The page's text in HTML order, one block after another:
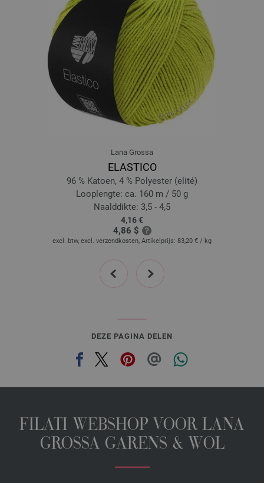
Lana Grossa
ELASTICO
96 % Katoen, 4 % Polyester (elité)
Looplengte: ca. 160 m / 50 g
Naalddikte: 3,5 - 4,5
4,16 €
4,86 $
excl. btw, excl. verzendkosten, Artikelprijs: 83,20 € / kg
prev next
DEZE PAGINA DELEN
FILATI WEBSHOP VOOR LANA
GROSSA GARENS & WOL